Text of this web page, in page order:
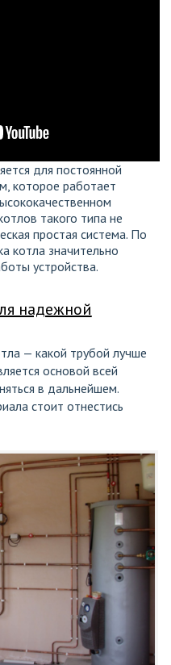
для постоянной
которое работает
такого типа не
простая система. По
котла значительно
устройства.
надежной
— какой трубой лучше
основой всей
в дальнейшем.
стоит отнестись